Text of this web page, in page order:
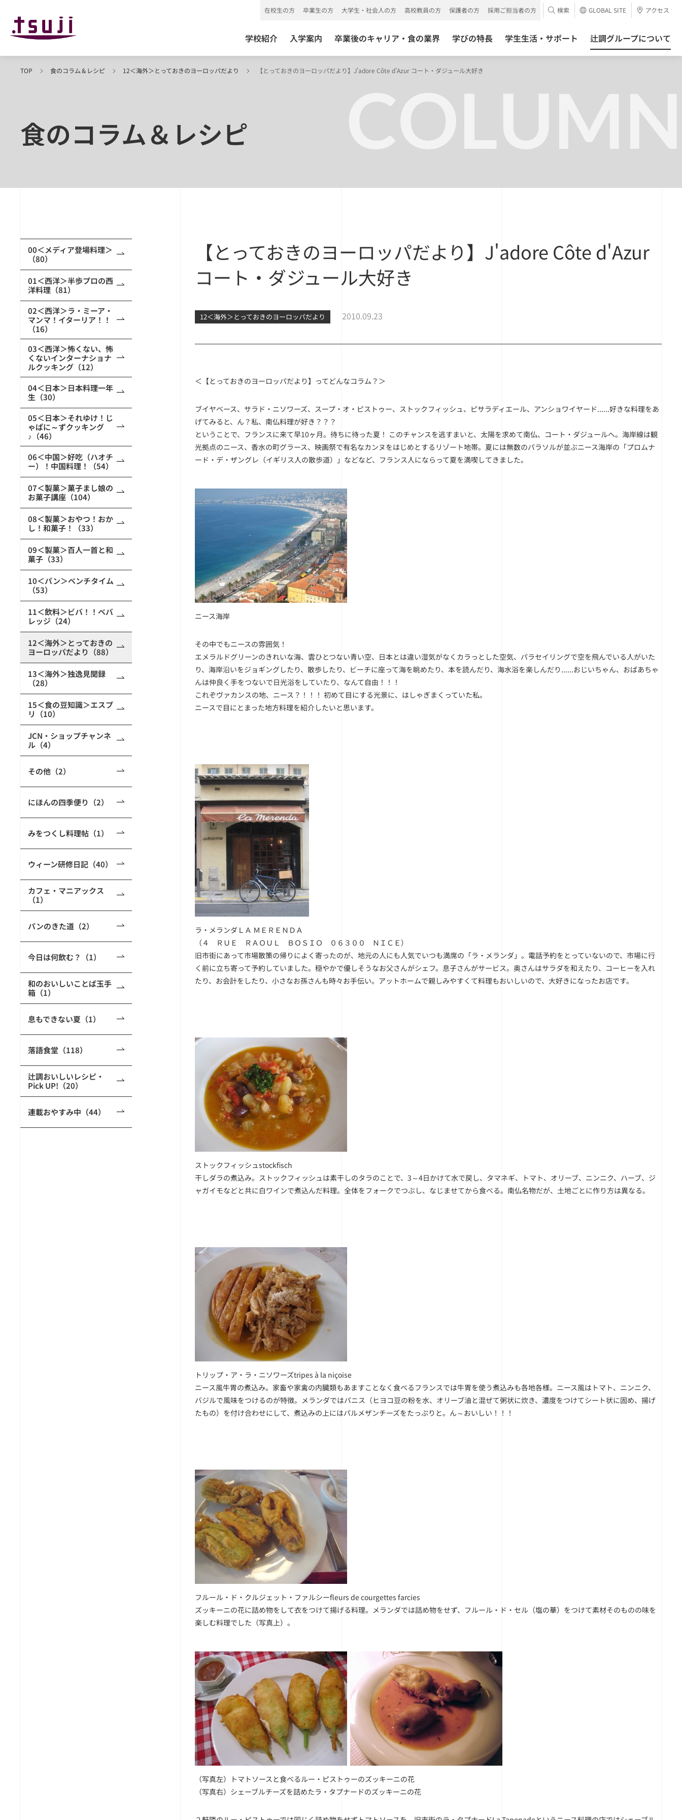
学校紹介 入学案内 卒業後のキャリア・食の業界 学びの特長 学生生活・サポート 辻調グループについて
在校生の方 卒業生の方 大学生・社会人の方 高校教員の方 保護者の方 採用ご担当者の方 検索 GLOBAL SITE アクセス
COLUMN
TOP 食のコラム＆レシピ 12＜海外＞とっておきのヨーロッパだより 【とっておきのヨーロッパだより】J'adore Côte d'Azur コート・ダジュール大好き
食のコラム＆レシピ
00＜メディア登場料理＞
（80）
01＜西洋＞半歩プロの西
洋料理（81）
02＜西洋＞ラ・ミーア・
マンマ！イターリア！！
（16）
03＜西洋＞怖くない、怖
くないインターナショナ
ルクッキング（12）
04＜日本＞日本料理一年
生（30）
05＜日本＞それゆけ！じ
ゃぱに～ずクッキング
♪（46）
06＜中国＞好吃（ハオチ
ー）！中国料理！（54）
07＜製菓＞菓子まし娘の
お菓子講座（104）
08＜製菓＞おやつ！おか
し！和菓子！（33）
09＜製菓＞百人一首と和
菓子（33）
10＜パン＞ベンチタイム
（53）
11＜飲料＞ビバ！！ベバ
レッジ（24）
12＜海外＞とっておきの
ヨーロッパだより（88）
13＜海外＞独逸見聞録
（28）
15＜食の豆知識＞エスプ
リ（10）
JCN・ショップチャンネ
ル（4）
その他（2）
にほんの四季便り（2）
みをつくし料理帖（1）
ウィーン研修日記（40）
カフェ・マニアックス
（1）
パンのきた道（2）
今日は何飲む？（1）
和のおいしいことば玉手
箱（1）
息もできない夏（1）
落語食堂（118）
辻調おいしいレシピ・
Pick UP!（20）
連載おやすみ中（44）
【とっておきのヨーロッパだより】J'adore Côte d'Azur
コート・ダジュール大好き
12＜海外＞とっておきのヨーロッパだより 2010.09.23
＜【とっておきのヨーロッパだより】ってどんなコラム？＞
ブイヤベース、サラド・ニソワーズ、スープ・オ・ピストゥー、ストックフィッシュ、ピサラディエール、アンショワイヤード......好きな料理をあ
げてみると、ん？私、南仏料理が好き？？？
ということで、フランスに来て早10ヶ月。待ちに待った夏！ このチャンスを逃すまいと、太陽を求めて南仏、コート・ダジュールへ。海岸線は観
光拠点のニース、香水の町グラース、映画祭で有名なカンヌをはじめとするリゾート地帯。夏には無数のパラソルが並ぶニース海岸の「プロムナ
ード・デ・ザングレ（イギリス人の散歩道）」などなど、フランス人にならって夏を満喫してきました。
ニース海岸
その中でもニースの雰囲気！
エメラルドグリーンのきれいな海、雲ひとつない青い空、日本とは違い湿気がなくカラっとした空気、パラセイリングで空を飛んでいる人がいた
り、海岸沿いをジョギングしたり、散歩したり、ビーチに座って海を眺めたり、本を読んだり、海水浴を楽しんだり......おじいちゃん、おばあちゃ
んは仲良く手をつないで日光浴をしていたり、なんて自由！！！
これぞヴァカンスの地、ニース？！！！ 初めて目にする光景に、はしゃぎまくっていた私。
ニースで目にとまった地方料理を紹介したいと思います。
ラ・メランダＬＡ ＭＥＲＥＮＤＡ
（４ ＲＵＥ ＲＡＯＵＬ ＢＯＳＩＯ ０６３００ ＮＩＣＥ）
旧市街にあって市場散策の帰りによく寄ったのが、地元の人にも人気でいつも満席の「ラ・メランダ」。電話予約をとっていないので、市場に行
く前に立ち寄って予約していました。穏やかで優しそうなお父さんがシェフ。息子さんがサービス。奥さんはサラダを和えたり、コーヒーを入れ
たり、お会計をしたり、小さなお孫さんも時々お手伝い。アットホームで親しみやすくて料理もおいしいので、大好きになったお店です。
ストックフィッシュstockfisch
干しダラの煮込み。ストックフィッシュは素干しのタラのことで、3～4日かけて水で戻し、タマネギ、トマト、オリーブ、ニンニク、ハーブ、ジ
ャガイモなどと共に白ワインで煮込んだ料理。全体をフォークでつぶし、なじませてから食べる。南仏名物だが、土地ごとに作り方は異なる。
トリップ・ア・ラ・ニソワーズtripes à la niçoise
ニース風牛胃の煮込み。家畜や家禽の内臓類もあますことなく食べるフランスでは牛胃を使う煮込みも各地各様。ニース風はトマト、ニンニク、
バジルで風味をつけるのが特徴。メランダではパニス（ヒヨコ豆の粉を水、オリーブ油と混ぜて粥状に炊き、濃度をつけてシート状に固め、揚げ
たもの）を付け合わせにして、煮込みの上にはパルメザンチーズをたっぷりと。ん～おいしい！！！
フルール・ド・クルジェット・ファルシーfleurs de courgettes farcies
ズッキーニの花に詰め物をして衣をつけて揚げる料理。メランダでは詰め物をせず、フルール・ド・セル（塩の華）をつけて素材そのものの味を
楽しむ料理でした（写真上）。
（写真左）トマトソースと食べるルー・ピストゥーのズッキーニの花
（写真右）シェーブルチーズを詰めたラ・タプナードのズッキーニの花